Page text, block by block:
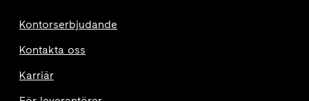
Kontorserbjudande
Kontakta oss
Karriär